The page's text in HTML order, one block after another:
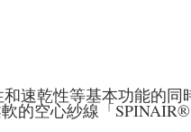
速乾性等基本功能的同
的空心紗線「 SPINAIR®️